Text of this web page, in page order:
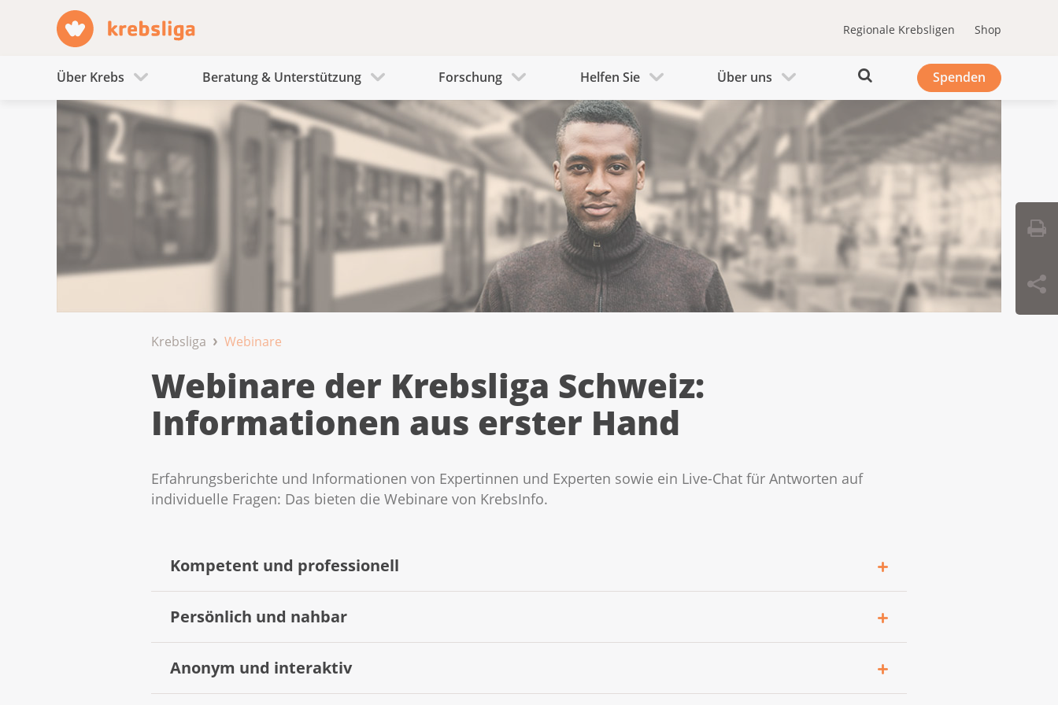
Regionale Krebsligen Shop
Über Krebs Beratung & Unterstützung Forschung Helfen Sie Über uns Spenden
Krebsliga Webinare
Webinare der Krebsliga Schweiz:
Informationen aus erster Hand
Erfahrungsberichte und Informationen von Expertinnen und Experten sowie ein Live-Chat für Antworten auf
individuelle Fragen: Das bieten die Webinare von KrebsInfo.
Kompetent und professionell
Unsere Expertinnen und Experten beschäftigen sich in ihrem Arbeitsalltag intensiv mit dem Thema des jeweiligen
Persönlich und nahbar
In einigen Webinaren kommen Betroffene zu Wort. Diese wissen aus eigener Erfahrung, was Sie durchmachen und
Anonym und interaktiv